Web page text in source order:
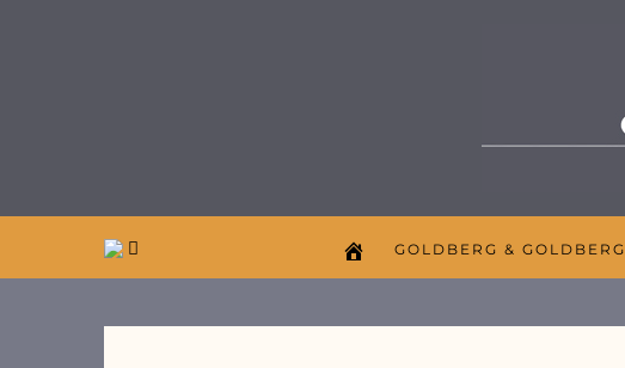
GOLDBERG & GOLDBERG